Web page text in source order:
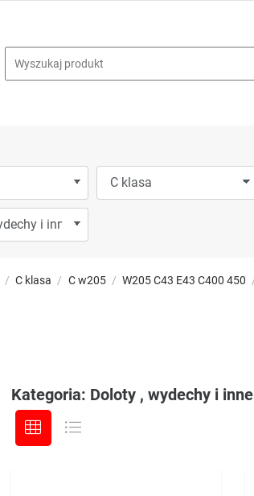
C klasa C w205 W205 C43 E43 C400 450
Kategoria: Doloty , wydechy i inne